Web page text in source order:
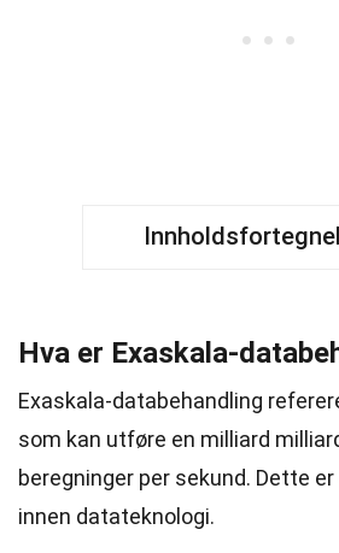
Hva er Exaskala-
Exaskala-databehandling
som kan utføre en milliard
beregninger per sekund. Dette
innen datateknologi.